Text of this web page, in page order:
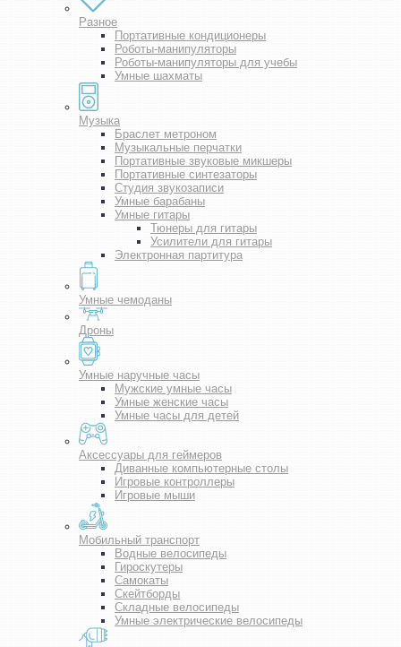
Разное
Портативные кондиционеры
Роботы-манипуляторы
Роботы-манипуляторы для учебы
Умные шахматы
Музыка
Браслет метроном
Музыкальные перчатки
Портативные звуковые микшеры
Портативные синтезаторы
Студия звукозаписи
Умные барабаны
Умные гитары
Тюнеры для гитары
Усилители для гитары
Электронная партитура
Умные чемоданы
Дроны
Умные наручные часы
Мужские умные часы
Умные женские часы
Умные часы для детей
Аксессуары для геймеров
Диванные компьютерные столы
Игровые контроллеры
Игровые мыши
Мобильный транспорт
Водные велосипеды
Гироскутеры
Самокаты
Скейтборды
Складные велосипеды
Умные электрические велосипеды